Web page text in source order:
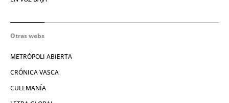
Otras webs
METRÓPOLI ABIERTA
CRÓNICA VASCA
CULEMANÍA